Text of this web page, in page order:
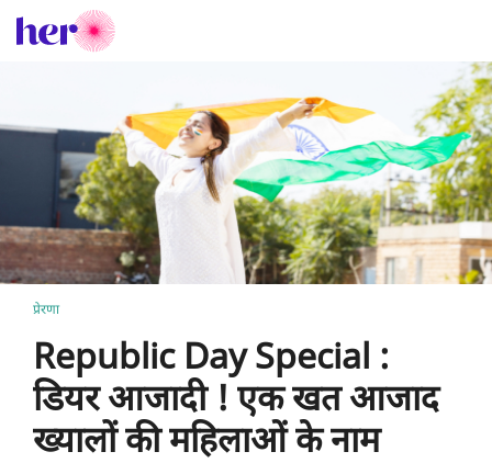
प्रेरणा
Republic Day Special :
डियर आजादी ! एक खत आजाद
ख्यालों की महिलाओं के नाम